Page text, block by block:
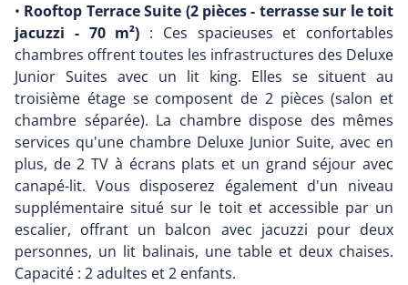
• Rooftop Terrace Suite (2 pièces - terrasse sur le toit
jacuzzi - 70 m²) : Ces spacieuses et confortables
chambres offrent toutes les infrastructures des Deluxe
Junior Suites avec un lit king. Elles se situent au
troisième étage se composent de 2 pièces (salon et
chambre séparée). La chambre dispose des mêmes
services qu'une chambre Deluxe Junior Suite, avec en
plus, de 2 TV à écrans plats et un grand séjour avec
canapé-lit. Vous disposerez également d'un niveau
supplémentaire situé sur le toit et accessible par un
escalier, offrant un balcon avec jacuzzi pour deux
personnes, un lit balinais, une table et deux chaises.
Capacité : 2 adultes et 2 enfants.